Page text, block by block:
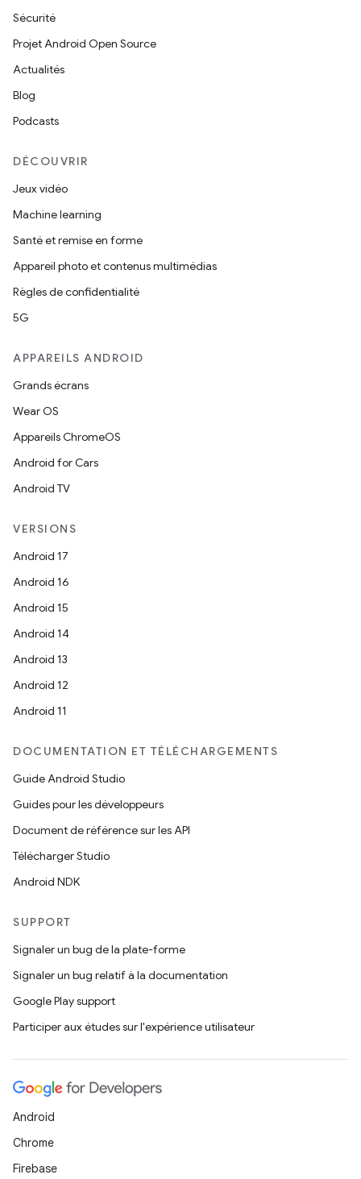
Sécurité
Projet Android Open Source
Actualités
Blog
Podcasts
DÉCOUVRIR
Jeux vidéo
Machine learning
Santé et remise en forme
Appareil photo et contenus multimédias
Règles de confidentialité
5G
APPAREILS ANDROID
Grands écrans
Wear OS
Appareils ChromeOS
Android for Cars
Android TV
VERSIONS
Android 17
Android 16
Android 15
Android 14
Android 13
Android 12
Android 11
DOCUMENTATION ET TÉLÉCHARGEMENTS
Guide Android Studio
Guides pour les développeurs
Document de référence sur les API
Télécharger Studio
Android NDK
SUPPORT
Signaler un bug de la plate-forme
Signaler un bug relatif à la documentation
Google Play support
Participer aux études sur l'expérience utilisateur
Android
Chrome
Firebase